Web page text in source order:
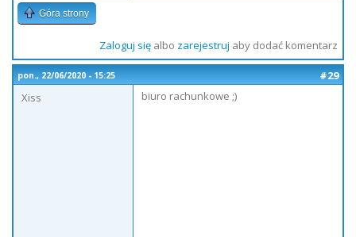
Góra strony
Zaloguj sięalbo zarejestruj aby dodać komentarz
pon., 22/06/2020 - 15:25
#29
Xiss
biuro rachunkowe ;)